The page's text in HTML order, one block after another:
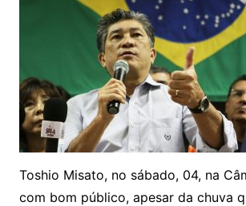
Toshio Misato, no sábado, 04, na
com bom público, apesar da chuva